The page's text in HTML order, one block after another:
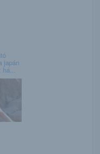
japán
há...